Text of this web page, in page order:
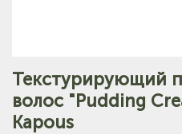
Текстурирующий
волос "Pudding
Kapous